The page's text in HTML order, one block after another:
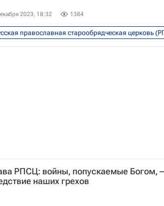
2023, 18:32 1384
православная старообрядческая церковь
Молдавия Русская
РПСЦ: войны, попускаемые Богом, –
наших грехов